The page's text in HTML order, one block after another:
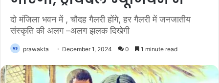
दो मंजिला भवन में , चौदह गैलरी होंगे, हर गैलरी में जनजातीय
संस्कृति की अलग –अलग झलक दिखेगी
prawakta December 1, 2024 0 1 minute read